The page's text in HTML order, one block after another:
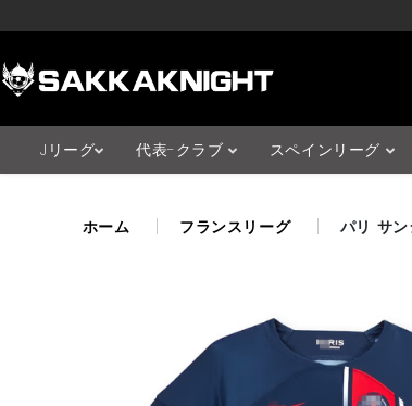
Jリーグ 代表-クラブ スペインリーグ
ホーム フランスリーグ パリ サ